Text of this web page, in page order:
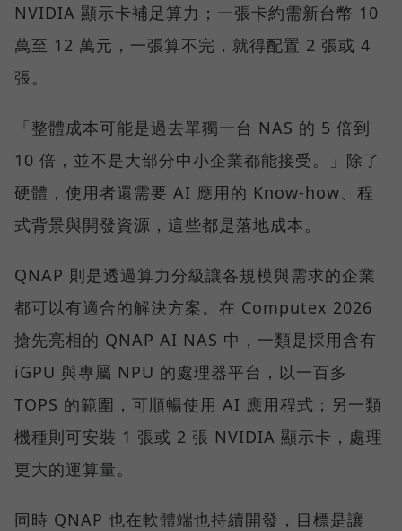
NVIDIA 顯示卡補足算力；一張卡約需新台幣 10
萬至 12 萬元，一張算不完，就得配置 2 張或 4
張。
「整體成本可能是過去單獨一台 NAS 的 5 倍到
10 倍，並不是大部分中小企業都能接受。」除了
硬體，使用者還需要 AI 應用的 Know-how、程
式背景與開發資源，這些都是落地成本。
QNAP 則是透過算力分級讓各規模與需求的企業
都可以有適合的解決方案。在 Computex 2026
搶先亮相的 QNAP AI NAS 中，一類是採用含有
iGPU 與專屬 NPU 的處理器平台，以一百多
TOPS 的範圍，可順暢使用 AI 應用程式；另一類
機種則可安裝 1 張或 2 張 NVIDIA 顯示卡，處理
更大的運算量。
同時 QNAP 也在軟體端也持續開發，目標是讓